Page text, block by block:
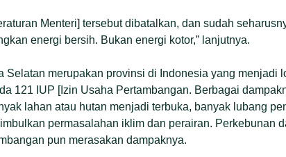
Menteri] tersebut dibatalkan, dan sudah
energi bersih. Bukan energi kotor,” lanjutnya.
Selatan merupakan provinsi di Indonesia yang menjadi
121 IUP [Izin Usaha Pertambangan. Berbagai
lahan atau hutan menjadi terbuka, banyak lubang
permasalahan iklim dan perairan. Perkebunan
pun merasakan dampaknya.